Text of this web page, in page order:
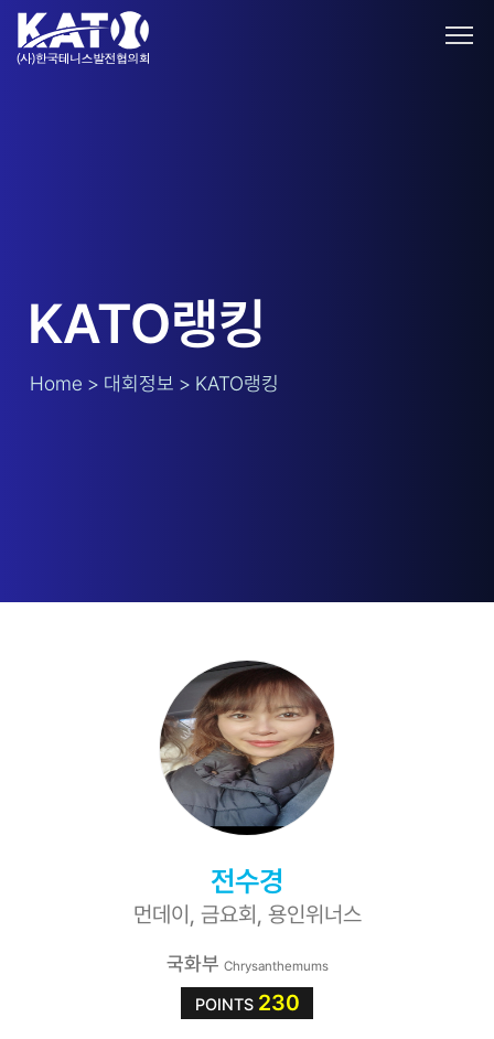
KATO랭킹
Home > 대회정보 > KATO랭킹
전수경
먼데이, 금요회, 용인위너스
국화부 Chrysanthemums
POINTS 230